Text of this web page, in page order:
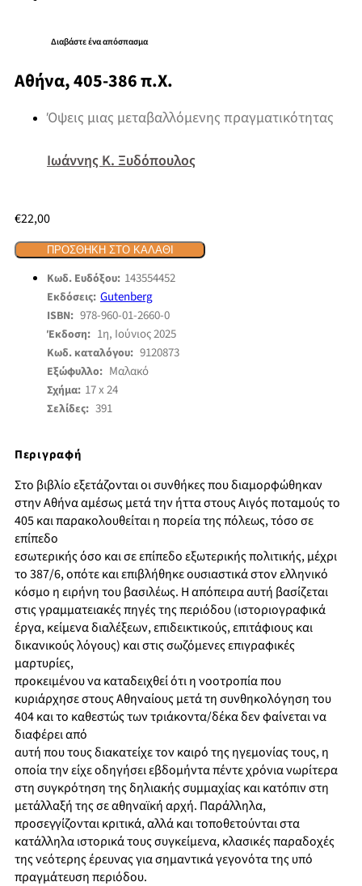
Διαβάστε ένα απόσπασμα
Αθήνα, 405-386 π.Χ.
Όψεις μιας μεταβαλλόμενης πραγματικότητας
Ιωάννης Κ. Ξυδόπουλος
€22,00
ΠΡΟΣΘΉΚΗ ΣΤΟ ΚΑΛΆΘΙ
Κωδ. Ευδόξου: 143554452
Εκδόσεις: Gutenberg
ISBN: 978-960-01-2660-0
Έκδοση: 1η, Ιούνιος 2025
Κωδ. καταλόγου: 9120873
Εξώφυλλο: Μαλακό
Σχήμα: 17 x 24
Σελίδες: 391
Περιγραφή
Στο βιβλίο εξετάζονται οι συνθήκες που διαμορφώθηκαν
στην Αθήνα αμέσως μετά την ήττα στους Αιγός ποταμούς το
405 και παρακολουθείται η πορεία της πόλεως, τόσο σε
επίπεδο
εσωτερικής όσο και σε επίπεδο εξωτερικής πολιτικής, μέχρι
το 387/6, οπότε και επιβλήθηκε ουσιαστικά στον ελληνικό
κόσμο η ειρήνη του βασιλέως. Η απόπειρα αυτή βασίζεται
στις γραμματειακές πηγές της περιόδου (ιστοριογραφικά
έργα, κείμενα διαλέξεων, επιδεικτικούς, επιτάφιους και
δικανικούς λόγους) και στις σωζόμενες επιγραφικές
μαρτυρίες,
προκειμένου να καταδειχθεί ότι η νοοτροπία που
κυριάρχησε στους Αθηναίους μετά τη συνθηκολόγηση του
404 και το καθεστώς των τριάκοντα/δέκα δεν φαίνεται να
διαφέρει από
αυτή που τους διακατείχε τον καιρό της ηγεμονίας τους, η
οποία την είχε οδηγήσει εβδομήντα πέντε χρόνια νωρίτερα
στη συγκρότηση της δηλιακής συμμαχίας και κατόπιν στη
μετάλλαξή της σε αθηναϊκή αρχή. Παράλληλα,
προσεγγίζονται κριτικά, αλλά και τοποθετούνται στα
κατάλληλα ιστορικά τους συγκείμενα, κλασικές παραδοχές
της νεότερης έρευνας για σημαντικά γεγονότα της υπό
πραγμάτευση περιόδου.